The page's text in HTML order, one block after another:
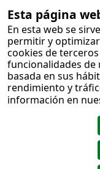
Esta página
En esta web se
permitir y
cookies de
funcionalidades de
basada en sus
rendimiento y
información en